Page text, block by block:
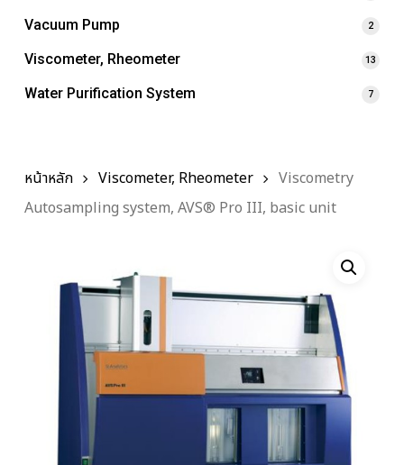
Vacuum Pump 2
Viscometer, Rheometer 13
Water Purification System 7
หน้าหลัก Viscometer, Rheometer
Viscometry
Autosampling system, AVS® Pro III, basic unit